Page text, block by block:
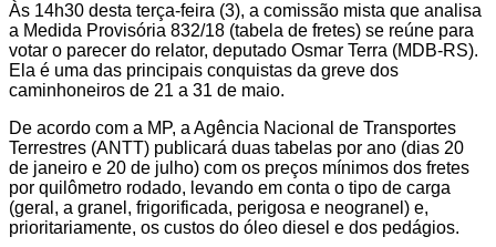
Às 14h30 desta terça-feira (3), a comissão mista que analisa
a Medida Provisória 832/18 (tabela de fretes) se reúne para
votar o parecer do relator, deputado Osmar Terra (MDB-RS).
Ela é uma das principais conquistas da greve dos
caminhoneiros de 21 a 31 de maio.
De acordo com a MP, a Agência Nacional de Transportes
Terrestres (ANTT) publicará duas tabelas por ano (dias 20
de janeiro e 20 de julho) com os preços mínimos dos fretes
por quilômetro rodado, levando em conta o tipo de carga
(geral, a granel, frigorificada, perigosa e neogranel) e,
prioritariamente, os custos do óleo diesel e dos pedágios.